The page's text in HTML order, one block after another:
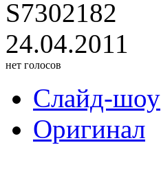
S7302182
24.04.2011
нет голосов
Слайд-шоу
Оригинал